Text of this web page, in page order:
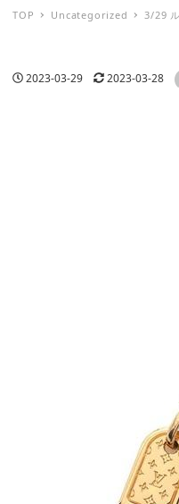
TOP Uncategorized 3/29
投稿日
2023-03-29 更新日
2023-03-28